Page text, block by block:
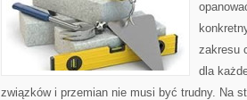
zakresu
dla
związków i przemian nie musi być trudny. Na